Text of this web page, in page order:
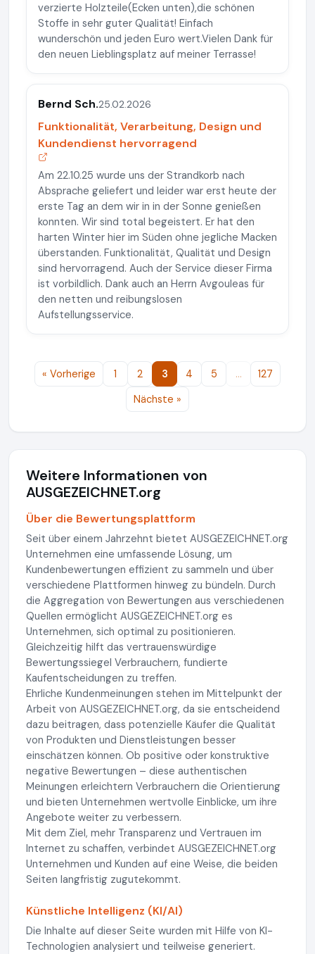
verzierte Holzteile(Ecken unten),die schönen
Stoffe in sehr guter Qualität! Einfach
wunderschön und jeden Euro wert.Vielen Dank für
den neuen Lieblingsplatz auf meiner Terrasse!
Bernd Sch.25.02.2026
Funktionalität, Verarbeitung, Design und
Kundendienst hervorragend
Am 22.10.25 wurde uns der Strandkorb nach
Absprache geliefert und leider war erst heute der
erste Tag an dem wir in in der Sonne genießen
konnten. Wir sind total begeistert. Er hat den
harten Winter hier im Süden ohne jegliche Macken
überstanden. Funktionalität, Qualität und Design
sind hervorragend. Auch der Service dieser Firma
ist vorbildlich. Dank auch an Herrn Avgouleas für
den netten und reibungslosen
Aufstellungsservice.
« Vorherige 1 2 3 4 5 …
127
Nächste »
Weitere Informationen von
AUSGEZEICHNET.org
Über die Bewertungsplattform
Seit über einem Jahrzehnt bietet AUSGEZEICHNET.org
Unternehmen eine umfassende Lösung, um
Kundenbewertungen effizient zu sammeln und über
verschiedene Plattformen hinweg zu bündeln. Durch
die Aggregation von Bewertungen aus verschiedenen
Quellen ermöglicht AUSGEZEICHNET.org es
Unternehmen, sich optimal zu positionieren.
Gleichzeitig hilft das vertrauenswürdige
Bewertungssiegel Verbrauchern, fundierte
Kaufentscheidungen zu treffen.
Ehrliche Kundenmeinungen stehen im Mittelpunkt der
Arbeit von AUSGEZEICHNET.org, da sie entscheidend
dazu beitragen, dass potenzielle Käufer die Qualität
von Produkten und Dienstleistungen besser
einschätzen können. Ob positive oder konstruktive
negative Bewertungen – diese authentischen
Meinungen erleichtern Verbrauchern die Orientierung
und bieten Unternehmen wertvolle Einblicke, um ihre
Angebote weiter zu verbessern.
Mit dem Ziel, mehr Transparenz und Vertrauen im
Internet zu schaffen, verbindet AUSGEZEICHNET.org
Unternehmen und Kunden auf eine Weise, die beiden
Seiten langfristig zugutekommt.
Künstliche Intelligenz (KI/AI)
Die Inhalte auf dieser Seite wurden mit Hilfe von KI-
Technologien analysiert und teilweise generiert.